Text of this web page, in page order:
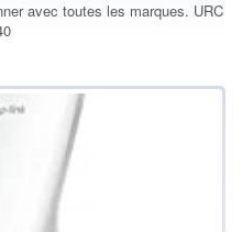
avec toutes les marques. URC